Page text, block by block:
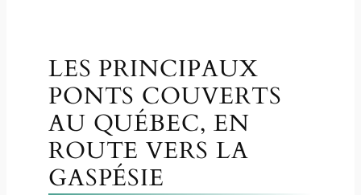
LES PRINCIPAUX
PONTS COUVERTS
AU QUÉBEC, EN
ROUTE VERS LA
GASPÉSIE